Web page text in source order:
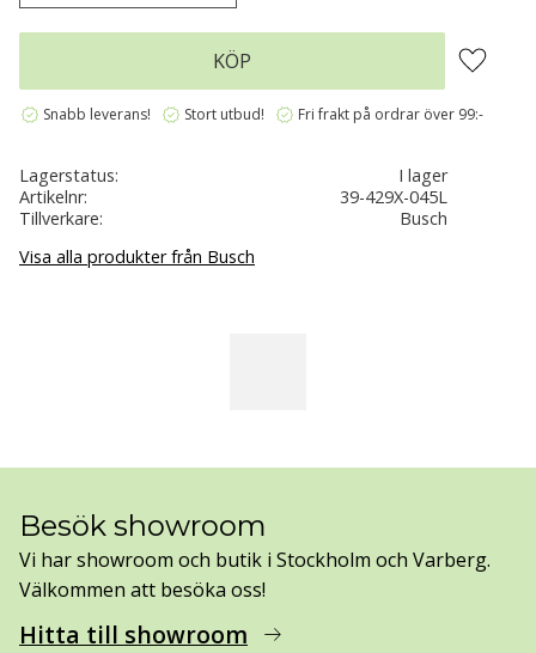
KÖP Lägg till
verified Snabb leverans! verified Stort utbud! verified Fri frakt på ordrar över 99:-
Lagerstatus
I lager
Artikelnr
39-429X-045L
Tillverkare
Busch
Visa alla produkter från Busch
Besök showroom
Vi har showroom och butik i Stockholm och Varberg.
Välkommen att besöka oss!
Hitta till showroom arrow_right_alt